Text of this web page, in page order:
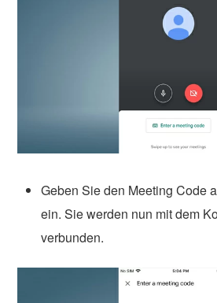
Geben Sie den Meeting Code
ein. Sie werden nun mit dem
verbunden.